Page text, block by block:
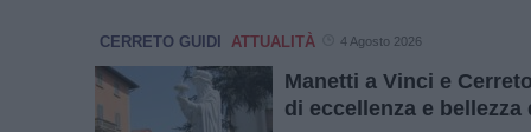
CERRETO GUIDI ATTUALITÀ 4 Agosto 2026
Manetti a Vinci e
di eccellenza e bellezza